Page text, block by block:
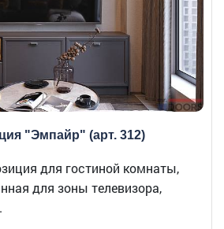
"Эмпайр" (арт. 312)
для гостиной комнаты,
для зоны телевизора,